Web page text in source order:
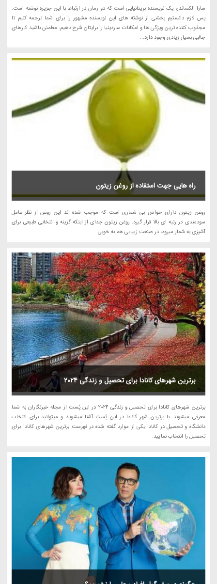
سارا الکساندر، یک نویسنده بریتانیایی است که دو رمان در ارتباط با این جزیره نوشته است.
پس لازم دانستیم بخشی از نوشته های این نویسنده مشهور را برای شما ترجمه کنیم تا
مجذوب کننده ترین ویژگی ها و امکانات ساردینیا را برایتان شرح دهیم. مطمئن باشید کارهای
جالبی بسیار زیادی وجود دارد...
راه هایی جهت استفاده از روغن زیتون
روغن زیتون دارای خواص بی شماری است که موجب شده اند این روغن از نظر عامل
سودمندی در رتبه ای بالا قرار گیرد. روغن زیتون جدای از اینکه گزینه و انتخابی طبیعی برای
آشپزی به شمار میرود، در صنعت زیبایی هم به خوبی
برترین شهرهای کانادا برای تحصیل و زندگی 2024
برترین شهرهای کانادا برای تحصیل و زندگی 2024 در این پُست از مجله خبرنگاران به شما
معرفی میشوند. با برترین شهر کانادا در این پُست آشنا میشوید و میتوانید برای انتخاب
دانشگاه و تحصیل در کانادا یکی از موارد گفته شده در فهرست برترین شهرهای کانادا برای
تحصیل را انتخاب نمایید.